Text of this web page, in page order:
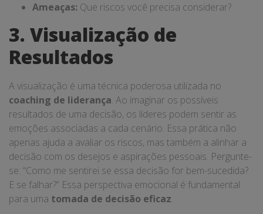
Ameaças: Que riscos você precisa considerar?
3. Visualização de
Resultados
A visualização é uma técnica poderosa utilizada no
coaching de liderança. Ao imaginar os possíveis
resultados de uma decisão, os líderes podem sentir as
emoções associadas a cada cenário. Essa prática não
apenas ajuda a avaliar os riscos, mas também a alinhar a
decisão com os desejos e aspirações pessoais. Pergunte-
se: “Como me sentirei se essa decisão for bem-sucedida?
E se falhar?” Essa perspectiva emocional é fundamental
para uma tomada de decisão eficaz.